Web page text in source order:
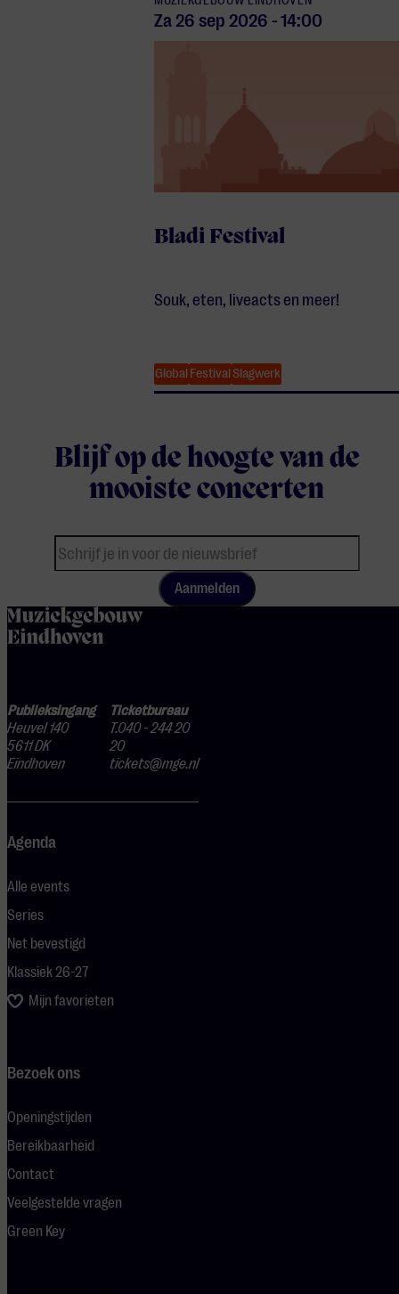
Za 26 sep 2026 -14:00
Bladi Festival
Souk, eten, liveacts en meer!
GlobalFestivalSlagwerk
Blijf op de hoogte van de
mooiste concerten
Aanmelden
Publieksingang
Heuvel 140
5611 DK
Eindhoven
Ticketbureau
T.040 - 244 20
20
tickets@mge.nl
Agenda
Alle events
Series
Net bevestigd
Klassiek 26-27
Mijn favorieten
Bezoek ons
Openingstijden
Bereikbaarheid
Contact
Veelgestelde vragen
Green Key